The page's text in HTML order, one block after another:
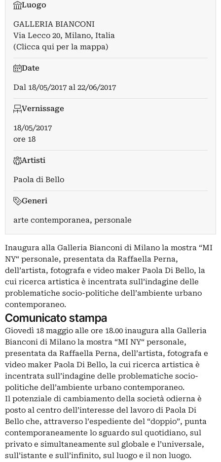
Luogo
GALLERIA BIANCONI
Via Lecco 20, Milano, Italia
(Clicca qui per la mappa)
Date
Dal 18/05/2017 al 22/06/2017
Vernissage
18/05/2017
ore 18
Artisti
Paola di Bello
Generi
arte contemporanea, personale
Inaugura alla Galleria Bianconi di Milano la mostra “MI
NY“ personale, presentata da Raffaella Perna,
dell’artista, fotografa e video maker Paola Di Bello, la
cui ricerca artistica è incentrata sull’indagine delle
problematiche socio-politiche dell’ambiente urbano
contemporaneo.
Comunicato stampa
Giovedì 18 maggio alle ore 18.00 inaugura alla Galleria
Bianconi di Milano la mostra “MI NY“ personale,
presentata da Raffaella Perna, dell’artista, fotografa e
video maker Paola Di Bello, la cui ricerca artistica è
incentrata sull’indagine delle problematiche socio-
politiche dell’ambiente urbano contemporaneo.
Il potenziale di cambiamento della società odierna è
posto al centro dell’interesse del lavoro di Paola Di
Bello che, attraverso l’espediente del “doppio”, punta
contemporaneamente lo sguardo sul quotidiano, sul
privato e simultaneamente sul globale e l’universale,
sull’istante e sull’infinito, sul luogo e il non luogo.